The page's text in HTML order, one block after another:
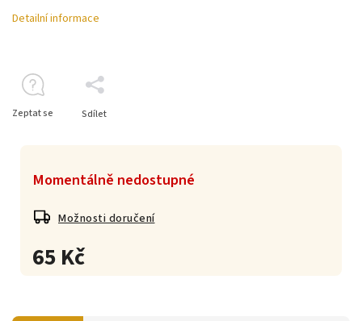
65 Kč
Momentálně nedostupné
Možnosti doručení
Detailní informace
Zeptat se Sdílet